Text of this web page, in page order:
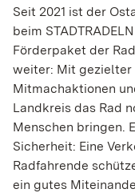
linkedin LinkedIn
xing Xing
email_filled E-Mail
mastodon
Seit 2021 ist der
beim
Förderpaket der
weiter: Mit
Mitmachaktionen
Landkreis das Rad
Menschen bringen.
Sicherheit: Eine
Radfahrende
ein gutes
grundlegende
einwandfreie
STATISTIK
Statistik-Cookies
Optimierung der
indem sie
verfolgen.